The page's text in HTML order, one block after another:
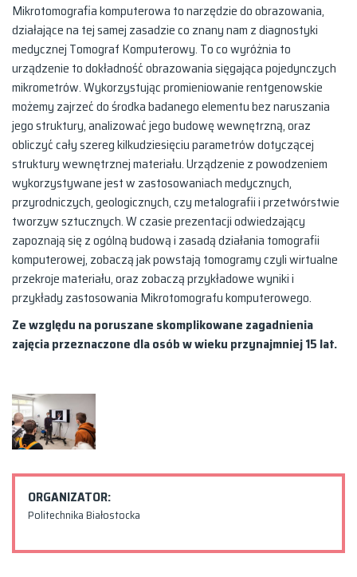
Mikrotomografia komputerowa to narzędzie do obrazowania,
działające na tej samej zasadzie co znany nam z diagnostyki
medycznej Tomograf Komputerowy. To co wyróżnia to
urządzenie to dokładność obrazowania sięgająca pojedynczych
mikrometrów. Wykorzystując promieniowanie rentgenowskie
możemy zajrzeć do środka badanego elementu bez naruszania
jego struktury, analizować jego budowę wewnętrzną, oraz
obliczyć cały szereg kilkudziesięciu parametrów dotyczącej
struktury wewnętrznej materiału. Urządzenie z powodzeniem
wykorzystywane jest w zastosowaniach medycznych,
przyrodniczych, geologicznych, czy metalografii i przetwórstwie
tworzyw sztucznych. W czasie prezentacji odwiedzający
zapoznają się z ogólną budową i zasadą działania tomografii
komputerowej, zobaczą jak powstają tomogramy czyli wirtualne
przekroje materiału, oraz zobaczą przykładowe wyniki i
przykłady zastosowania Mikrotomografu komputerowego.
Ze względu na poruszane skomplikowane zagadnienia
zajęcia przeznaczone dla osób w wieku przynajmniej 15 lat.
ORGANIZATOR:
Politechnika Białostocka